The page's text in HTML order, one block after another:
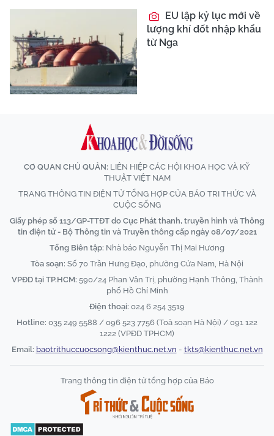
EU lập kỷ lục mới về
lượng khí đốt nhập khẩu
từ Nga
CƠ QUAN CHỦ QUẢN: LIÊN HIỆP CÁC HỘI KHOA HỌC VÀ KỸ
THUẬT VIỆT NAM
TRANG THÔNG TIN ĐIỆN TỬ TỔNG HỢP CỦA BÁO TRI THỨC VÀ
CUỘC SỐNG
Giấy phép số 113/GP-TTĐT do Cục Phát thanh, truyền hình và Thông
tin điện tử - Bộ Thông tin và Truyền thông cấp ngày 08/07/2021
Tổng Biên tập: Nhà báo Nguyễn Thị Mai Hương
Tòa soạn: Số 70 Trần Hưng Đạo, phường Cửa Nam, Hà Nội
VPĐD tại TP.HCM: 590/24 Phan Văn Trị, phường Hạnh Thông, Thành
phố Hồ Chí Minh
Điện thoại: 024 6 254 3519
Hotline: 035 249 5588 / 096 523 7756 (Toà soạn Hà Nội) / 091 122
1222 (VPĐD TPHCM)
Email: baotrithuccuocsong@kienthuc.net.vn - tkts@kienthuc.net.vn
Trang thông tin điện tử tổng hợp của Báo